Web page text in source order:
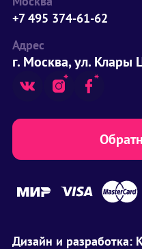
+7 495 374-61-62
Адрес
г. Москва, ул. Клары
Дизайн и разработка: